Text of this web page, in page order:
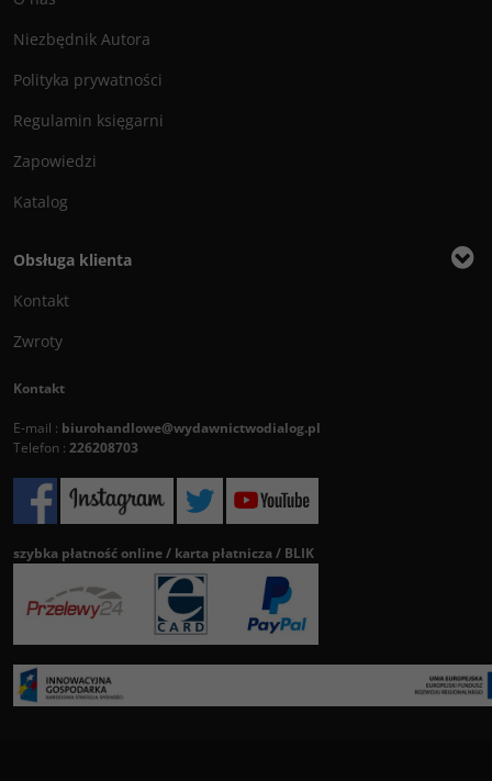
Niezbędnik Autora
Polityka prywatności
Regulamin księgarni
Zapowiedzi
Katalog
Obsługa klienta
Kontakt
Zwroty
Kontakt
E-mail : biurohandlowe@wydawnictwodialog.pl
Telefon : 226208703
szybka płatność online / karta płatnicza / BLIK